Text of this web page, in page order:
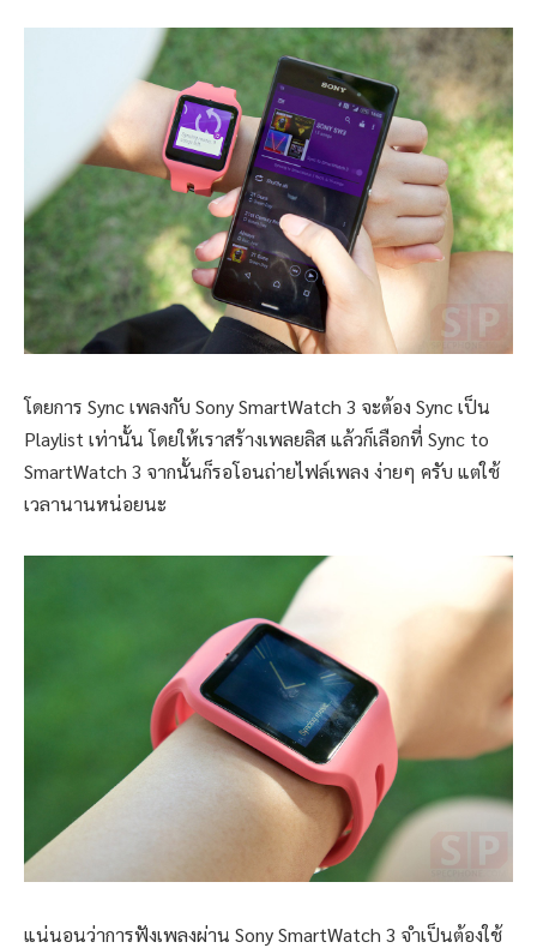
โดยการ Sync เพลงกับ Sony SmartWatch 3 จะต้อง Sync เป็น
Playlist เท่านั้น โดยให้เราสร้างเพลยลิส แล้วก็เลือกที่ Sync to
SmartWatch 3 จากนั้นก็รอโอนถ่ายไฟล์เพลง ง่ายๆ ครับ แต่ใช้
เวลานานหน่อยนะ
แน่นอนว่าการฟังเพลงผ่าน Sony SmartWatch 3 จำเป็นต้องใช้